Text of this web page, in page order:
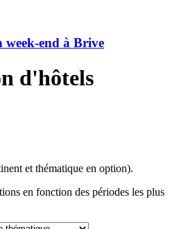
week-end à Brive
d'hôtels
et thématique en option).
en fonction des périodes les plus